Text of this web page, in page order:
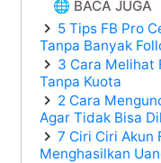
🌐 BACA JUGA
5 Tips FB Pro
Tanpa Banyak
3 Cara Melihat
Tanpa Kuota
2 Cara
Agar Tidak Bisa
7 Ciri Ciri Akun
Menghasilkan